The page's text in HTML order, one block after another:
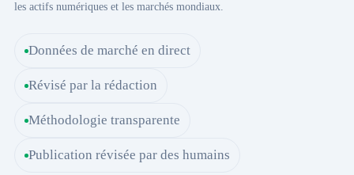
les actifs numériques et les marchés mondiaux.
Données de marché en direct
Révisé par la rédaction
Méthodologie transparente
Publication révisée par des humains